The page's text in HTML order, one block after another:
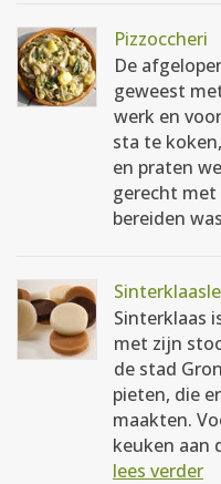
Pizzoccheri
De
geweest
werk en
sta te
en praten
gerecht
bereiden
Sinterklaas
met zijn
de stad
pieten, die
maakten.
keuken aan
lees verder